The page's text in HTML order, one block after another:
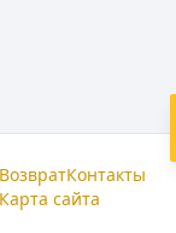
ВозвратКонтакты
сайта